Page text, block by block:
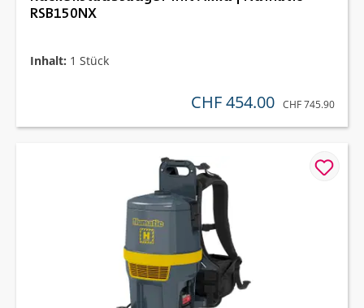
RSB150NX
Inhalt: 1 Stück
verkaufspreis:
CHF 454.00 REGULÄRER
CHF 745.90